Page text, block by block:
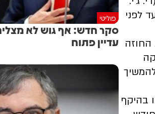
שקיבל עד לפני
להמשיך
בהיקף
פוליטי
סקר חדש: אף גוש לא
עדיין פתוח